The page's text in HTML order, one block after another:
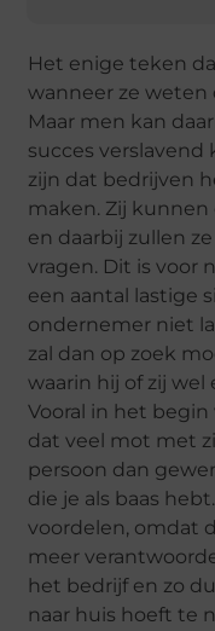
Het enige teken
wanneer ze weten
Maar men kan
succes verslavend
zijn dat bedrijven
maken. Zij kunnen
en daarbij zullen
vragen. Dit is voor
een aantal lastige
ondernemer niet
zal dan op zoek
waarin hij of zij
Vooral in het
dat veel mot met
persoon dan
die je als baas
voordelen, omdat
meer
het bedrijf en zo
naar huis hoeft te